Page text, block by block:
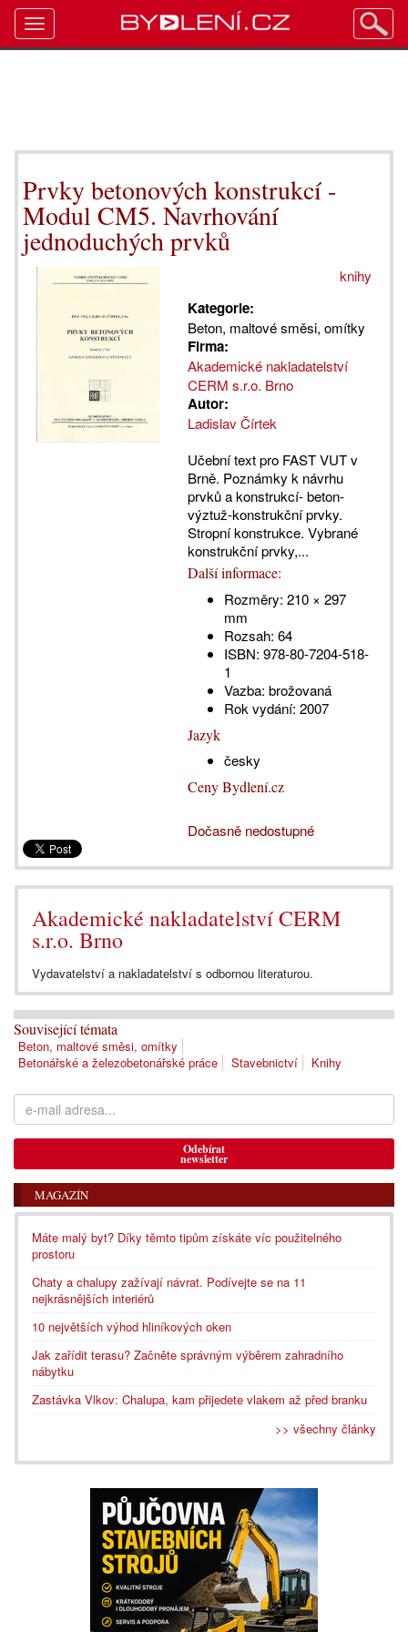
Prvky betonových konstrukcí -
Modul CM5. Navrhování
jednoduchých prvků
knihy
Kategorie:
Beton, maltové směsi, omítky
Firma:
Akademické nakladatelství
CERM s.r.o. Brno
Autor:
Ladislav Čírtek
Učební text pro FAST VUT v
Brně. Poznámky k návrhu
prvků a konstrukcí- beton-
výztuž-konstrukční prvky.
Stropní konstrukce. Vybrané
konstrukční prvky,...
Další informace:
Rozměry: 210 × 297
mm
Rozsah: 64
ISBN: 978-80-7204-518-
1
Vazba: brožovaná
Rok vydání: 2007
Jazyk
česky
Ceny Bydlení.cz
Dočasně nedostupné
Akademické nakladatelství CERM
s.r.o. Brno
Vydavatelství a nakladatelství s odbornou literaturou.
Související témata
Beton, maltové směsi, omítky
Betonářské a železobetonářské práce
Stavebnictví Knihy
Odebírat
newsletter
MAGAZÍN
Máte malý byt? Díky těmto tipům získáte víc použitelného
prostoru
Chaty a chalupy zažívají návrat. Podívejte se na 11
nejkrásnějších interiérů
10 největších výhod hliníkových oken
Jak zařídit terasu? Začněte správným výběrem zahradního
nábytku
Zastávka Vlkov: Chalupa, kam přijedete vlakem až před branku
>> všechny články
Toggle
navigation